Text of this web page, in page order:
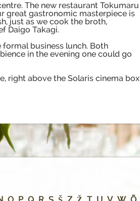
The new restaurant Tokumaru
great gastronomic masterpiece is
just as we cook the broth,
Daigo Takagi.
business lunch. Both
in the evening one could go
right above the Solaris cinema box